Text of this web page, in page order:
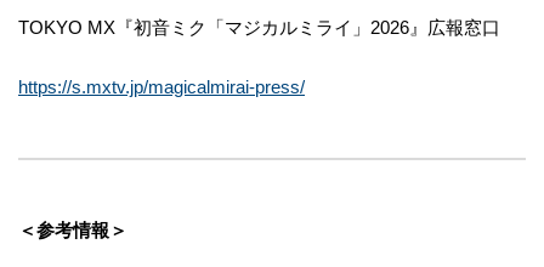
TOKYO MX『初音ミク「マジカルミライ」2026』広報窓口
https://s.mxtv.jp/magicalmirai-press/
＜参考情報＞